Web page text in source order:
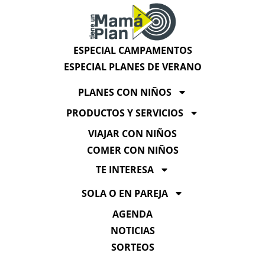
ESPECIAL CAMPAMENTOS
ESPECIAL PLANES DE VERANO
PLANES CON NIÑOS
PRODUCTOS Y SERVICIOS
VIAJAR CON NIÑOS
COMER CON NIÑOS
TE INTERESA
SOLA O EN PAREJA
AGENDA
NOTICIAS
SORTEOS